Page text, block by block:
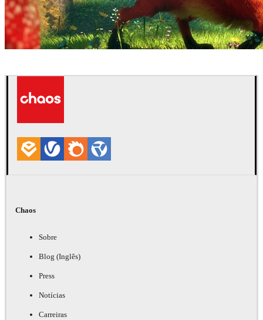
Chaos
Sobre
Blog (Inglês)
Press
Notícias
Carreiras